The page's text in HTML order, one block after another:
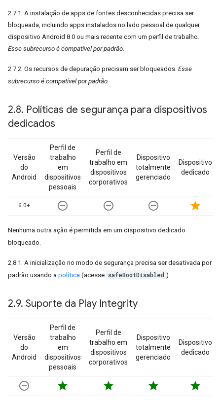
2.7.1. A instalação de apps de fontes desconhecidas precisa ser
bloqueada, incluindo apps instalados no lado pessoal de qualquer
dispositivo Android 8.0 ou mais recente com um perfil de trabalho.
Esse subrecurso é compatível por padrão.
2.7.2. Os recursos de depuração precisam ser bloqueados. Esse
subrecurso é compatível por padrão.
2.8. Políticas de segurança para dispositivos
dedicados
Versão
do
Android
Perfil de
trabalho
em
dispositivos
pessoais
Perfil de
trabalho em
dispositivos
corporativos
Dispositivo
totalmente
gerenciado
Dispositivo
dedicado
6.0+ remove_circle_outline remove_circle_outline remove_circle_outline star
Nenhuma outra ação é permitida em um dispositivo dedicado
bloqueado.
2.8.1. A inicialização no modo de segurança precisa ser desativada por
padrão usando a política (acesse safeBootDisabled ).
2.9. Suporte da Play Integrity
Versão
do
Android
Perfil de
trabalho
em
dispositivos
pessoais
Perfil de
trabalho em
dispositivos
corporativos
Dispositivo
totalmente
gerenciado
Dispositivo
dedicado
remove_circle_outline star star star star